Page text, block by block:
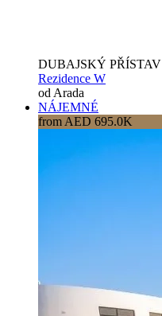
DUBAJSKÝ PŘÍSTAV
Rezidence W
od Arada
NÁJEMNÉ
from AED 695.0K